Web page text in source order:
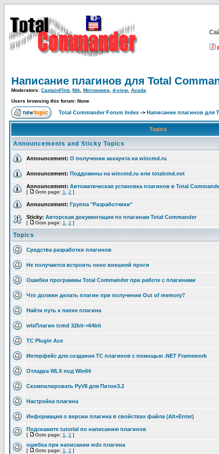
Написание плагинов для Total
Moderators: CaptainFlint, Nik Моторокер d-view Avada
Users browsing this forum: None
Total Commander Forum Index -> Написание плагинов для
Topics
Announcements and Sticky Topics
Announcement: О получении аккаунта на wincmd.ru
Announcement: Поддомены на wincmd.ru или totalcmd.net
Announcement: Автоматическая установка плагинов в Total
[ Goto page: 1 2 ]
Announcement: Группа "Разработчики"
Sticky: Авторская документация по плагинам Total Commander
[ Goto page: 1 2 ]
Topics
Средства разработки плагинов
Не получается встроить окно внешней проги
Ошибки программы Total Commander при работе с плагинами
Что должен делать плагин при получении Out of memory?
Найти путь к папке плагина
wlxПлагин tcmd 32bit->64bit
TC Plugin Ace
Интерфейс для создания TC плагинов с помощью .NET Framework
Отладка WLX под Win64
Скомпилировать PyV8 для Питон3.2
Настройка плагина
Информация о версии плагина в свойствах файла (Alt+Enter)
Подскажите tutorial по написанию плагинов
[ Goto page: 1 2 ]
ошибка при написании wdx плагина
[ Goto page: 1 2 ]